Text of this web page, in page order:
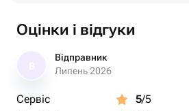
Оцінки і відгуки
Відправник
Липень 2026
Сервіс 5/5